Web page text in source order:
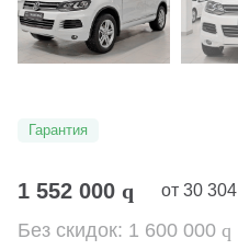
Гарантия
1 552 000 q от 30 304
Без скидок: 1 600 000 q